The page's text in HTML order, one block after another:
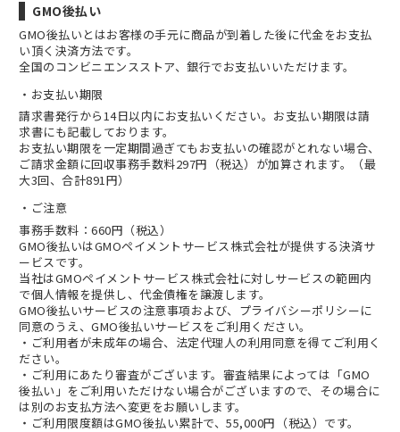
GMO後払い
GMO後払いとはお客様の手元に商品が到着した後に代金をお支払
い頂く決済方法です。
全国のコンビニエンスストア、銀行でお支払いいただけます。
お支払い期限
請求書発行から14日以内にお支払いください。お支払い期限は請
求書にも記載しております。
お支払い期限を一定期間過ぎてもお支払いの確認がとれない場合、
ご請求金額に回収事務手数料297円（税込）が加算されます。（最
大3回、合計891円）
ご注意
事務手数料：660円（税込）
GMO後払いはGMOペイメントサービス株式会社が提供する決済サ
ービスです。
当社はGMOペイメントサービス株式会社に対しサービスの範囲内
で個人情報を提供し、代金債権を譲渡します。
GMO後払いサービスの注意事項および、 プライバシーポリシーに
同意のうえ、GMO後払いサービスをご利用ください。
・ご利用者が未成年の場合、法定代理人の利用同意を得てご利用く
ださい。
・ご利用にあたり審査がございます。審査結果によっては「GMO
後払い」をご利用いただけない場合がございますので、その場合に
は別のお支払方法へ変更をお願いします。
・ご利用限度額はGMO後払い累計で、55,000円（税込）です。